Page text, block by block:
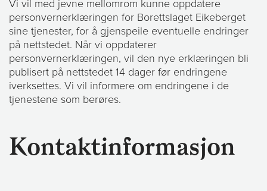
Vi vil med jevne mellomrom kunne oppdatere
personvernerklæringen for Borettslaget Eikeberget
sine tjenester, for å gjenspeile eventuelle endringer
på nettstedet. Når vi oppdaterer
personvernerklæringen, vil den nye erklæringen bli
publisert på nettstedet 14 dager før endringene
iverksettes. Vi vil informere om endringene i de
tjenestene som berøres.
Kontaktinformasjon